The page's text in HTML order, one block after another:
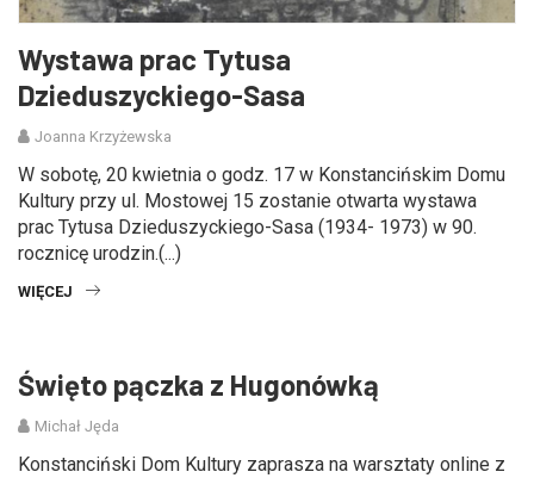
Wystawa prac Tytusa
Dzieduszyckiego-Sasa
Joanna Krzyżewska
W sobotę, 20 kwietnia o godz. 17 w Konstancińskim Domu
Kultury przy ul. Mostowej 15 zostanie otwarta wystawa
prac Tytusa Dzieduszyckiego-Sasa (1934- 1973) w 90.
rocznicę urodzin.(...)
WIĘCEJ
Święto pączka z Hugonówką
Michał Jęda
Konstanciński Dom Kultury zaprasza na warsztaty online z